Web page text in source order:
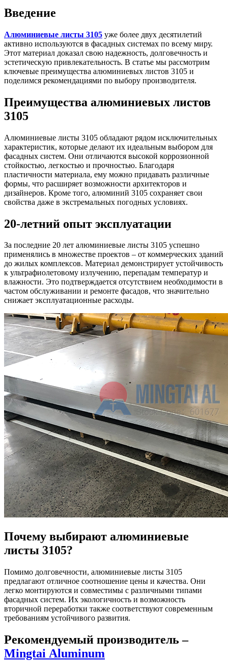
Введение
Алюминиевые листы 3105 уже более двух десятилетий
активно используются в фасадных системах по всему миру.
Этот материал доказал свою надежность, долговечность и
эстетическую привлекательность. В статье мы рассмотрим
ключевые преимущества алюминиевых листов 3105 и
поделимся рекомендациями по выбору производителя.
Преимущества алюминиевых листов
3105
Алюминиевые листы 3105 обладают рядом исключительных
характеристик, которые делают их идеальным выбором для
фасадных систем. Они отличаются высокой коррозионной
стойкостью, легкостью и прочностью. Благодаря
пластичности материала, ему можно придавать различные
формы, что расширяет возможности архитекторов и
дизайнеров. Кроме того, алюминий 3105 сохраняет свои
свойства даже в экстремальных погодных условиях.
20-летний опыт эксплуатации
За последние 20 лет алюминиевые листы 3105 успешно
применялись в множестве проектов – от коммерческих зданий
до жилых комплексов. Материал демонстрирует устойчивость
к ультрафиолетовому излучению, перепадам температур и
влажности. Это подтверждается отсутствием необходимости в
частом обслуживании и ремонте фасадов, что значительно
снижает эксплуатационные расходы.
Почему выбирают алюминиевые
листы 3105?
Помимо долговечности, алюминиевые листы 3105
предлагают отличное соотношение цены и качества. Они
легко монтируются и совместимы с различными типами
фасадных систем. Их экологичность и возможность
вторичной переработки также соответствуют современным
требованиям устойчивого развития.
Рекомендуемый производитель –
Мingtai Аluminum